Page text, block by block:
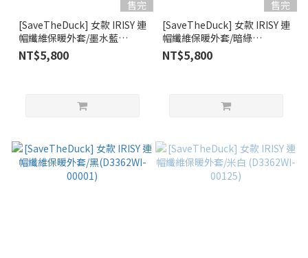
售完
[SaveTheDuck] 女款 IRISY 連
帽纖維保暖外套/墨水藍
(D3362WI-00146)
NT$5,800
售完
[SaveTheDuck] 女款 IRISY 連
帽纖維保暖外套/暗綠
(D3362WI-01963)
NT$5,800